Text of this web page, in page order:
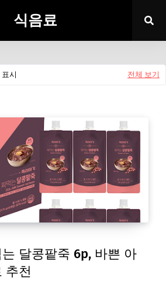
식음료
시 전체 보기
달콩팥죽 6p, 바쁜 아
추천